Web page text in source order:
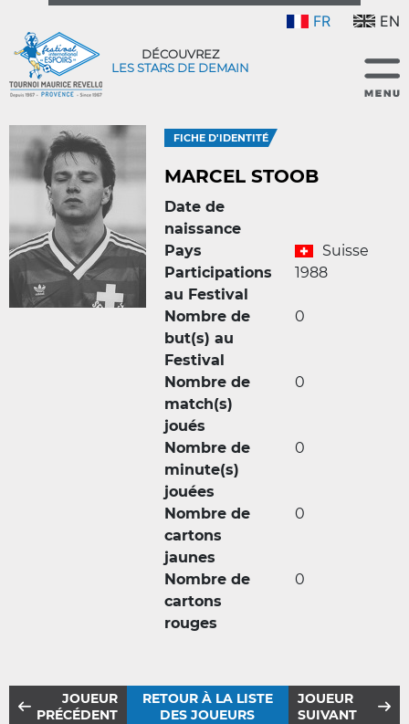
FR EN
DÉCOUVREZ
LES STARS DE DEMAIN
FICHE D'IDENTITÉ
MARCEL STOOB
Date de
naissance
Pays
Suisse
Participations
au Festival
1988
Nombre de
but(s) au
Festival
0
Nombre de
match(s)
joués
0
Nombre de
minute(s)
jouées
0
Nombre de
cartons
jaunes
0
Nombre de
cartons
rouges
0
JOUEUR
PRÉCÉDENT
RETOUR À LA LISTE
DES JOUEURS
JOUEUR
SUIVANT